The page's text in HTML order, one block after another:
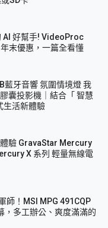
AI 好幫手! VideoProc
末優惠，一篇全看懂
藍牙音響 氛圍情境燈 我
囊投影機｜結合「 智慧
生活新體驗
驗 GravaStar Mercury
X 系列 輕量無線電
師！MSI MPG 491CQP
，多工辦公、爽度滿滿的